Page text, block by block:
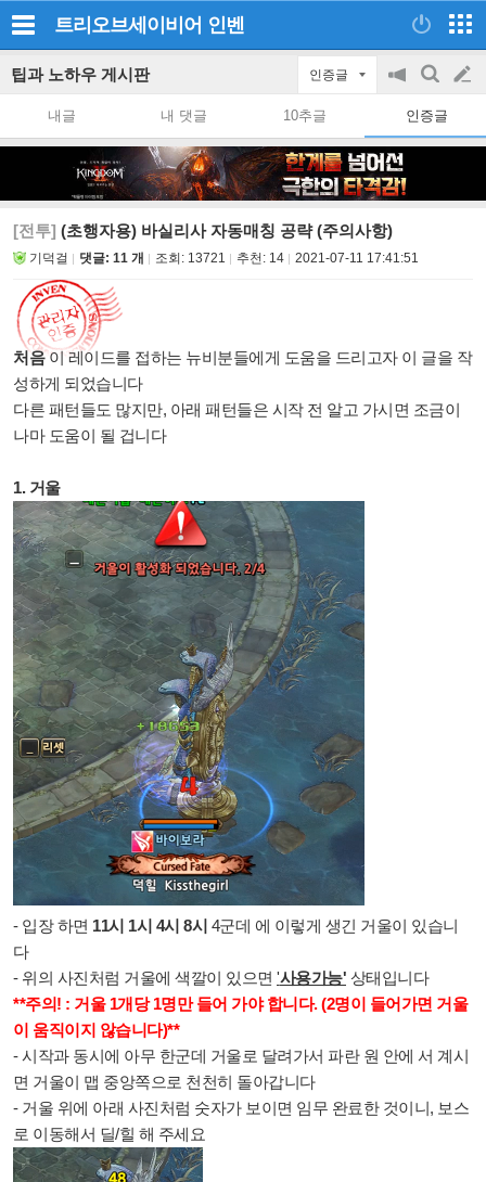
트리오브세이비어 인벤
팁과 노하우 게시판 인증글
공
on/off
검
색
글
쓰
내글 내 댓글 10추글 인증글
[전투] (초행자용) 바실리사 자동매칭 공략 (주의사항)
기덕걸 댓글: 11 개 조회: 13721 추천: 14 2021-07-11 17:41:51
처음이 레이드를 접하는 뉴비분들에게 도움을 드리고자 이 글을 작
성하게 되었습니다
다른 패턴들도 많지만, 아래 패턴들은 시작 전 알고 가시면 조금이
나마 도움이 될 겁니다
1. 거울
- 입장 하면 11시 1시 4시 8시 4군데 에 이렇게 생긴 거울이 있습니
다
- 위의 사진처럼 거울에 색깔이 있으면 '사용가능' 상태입니다
**주의! : 거울 1개당 1명만 들어 가야 합니다. (2명이 들어가면 거울
이 움직이지 않습니다)**
- 시작과 동시에 아무 한군데 거울로 달려가서 파란 원 안에 서 계시
면 거울이 맵 중앙쪽으로 천천히 돌아갑니다
- 거울 위에 아래 사진처럼 숫자가 보이면 임무 완료한 것이니, 보스
로 이동해서 딜/힐 해 주세요